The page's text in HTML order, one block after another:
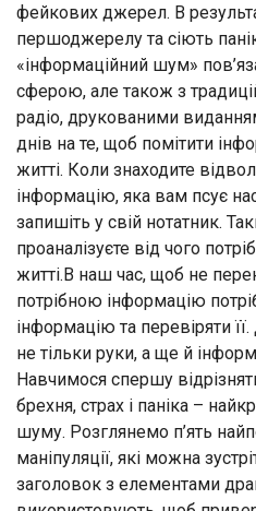
фейкових джерел. В
першоджерелу та сіють
«інформаційний шум»
сферою, але також з
радіо, друкованими
днів на те, щоб помітити
житті. Коли знаходите
інформацію, яка вам псує
запишіть у свій нотатник.
проаналізуєте від чого
житті.В наш час, щоб не
потрібною інформацію
інформацію та перевіряти
не тільки руки, а ще й
Навчимося спершу
брехня, страх і паніка –
шуму. Розглянемо п’ять
маніпуляції, які можна
заголовок з елементами